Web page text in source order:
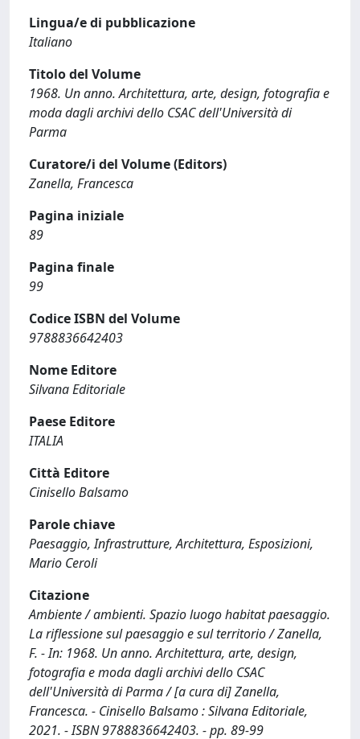
Lingua/e di pubblicazione
Italiano
Titolo del Volume
1968. Un anno. Architettura, arte, design, fotografia e
moda dagli archivi dello CSAC dell'Università di
Parma
Curatore/i del Volume (Editors)
Zanella, Francesca
Pagina iniziale
89
Pagina finale
99
Codice ISBN del Volume
9788836642403
Nome Editore
Silvana Editoriale
Paese Editore
ITALIA
Città Editore
Cinisello Balsamo
Parole chiave
Paesaggio, Infrastrutture, Architettura, Esposizioni,
Mario Ceroli
Citazione
Ambiente / ambienti. Spazio luogo habitat paesaggio.
La riflessione sul paesaggio e sul territorio / Zanella,
F. - In: 1968. Un anno. Architettura, arte, design,
fotografia e moda dagli archivi dello CSAC
dell'Università di Parma / [a cura di] Zanella,
Francesca. - Cinisello Balsamo : Silvana Editoriale,
2021. - ISBN 9788836642403. - pp. 89-99